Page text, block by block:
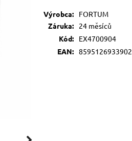
Výrobca:
FORTUM
Záruka:
24 měsíců
Kód:
EX4700904
EAN: 8595126933902